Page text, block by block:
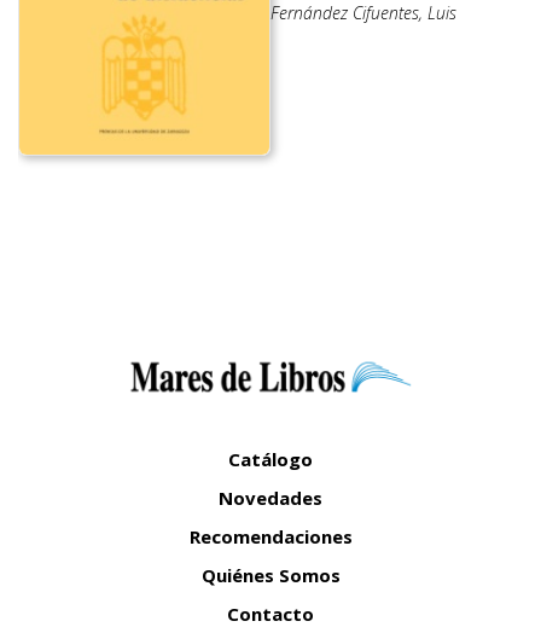
Fernández Cifuentes, Luis
Catálogo
Novedades
Recomendaciones
Quiénes Somos
Contacto